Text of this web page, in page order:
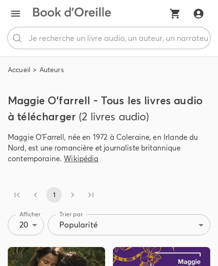
Accueil Auteurs
Maggie O'farrell - Tous les livres audio
à télécharger (2 livres audio)
Maggie O'Farrell, née en 1972 à Coleraine, en Irlande du
Nord, est une romancière et journaliste britannique
contemporaine.Wikipédia
1
Afficher
20
Trier par
Popularité